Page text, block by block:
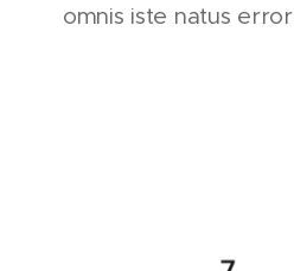
omnis iste natus